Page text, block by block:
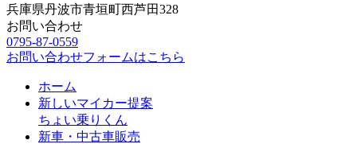
兵庫県丹波市青垣町西芦田328
お問い合わせ
0795-87-0559
お問い合わせフォームはこちら
ホーム
新しいマイカー提案
ちょい乗りくん
新車・中古車販売